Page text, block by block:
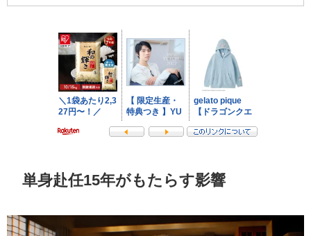
単身赴任15年がもたらす影響